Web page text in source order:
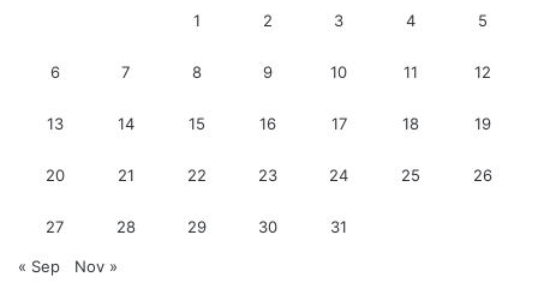
1 2 3 4 5
6 7 8 9 10 11 12
13 14 15 16 17 18 19
20 21 22 23 24 25 26
27 28 29 30 31
« Sep Nov »